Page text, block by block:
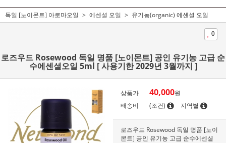
독일 [노이몬트] 아로마오일 에센셜 오일 유기농(organic) 에센셜 오일
0
로즈우드 Rosewood 독일 명품 [노이몬트] 공인 유기농 고급 순
수에센셜오일 5ml [ 사용기한 2029년 3월까지 ]
상품가 40,000원
배송비
(조건) 지역별
로즈우드 Rosewood 독일 명품 [노이
몬트] 공인 유기농 고급 순수에센셜